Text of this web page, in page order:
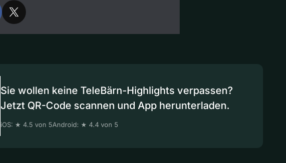
Sie wollen keine TeleBärn-Highlights verpassen?
Jetzt QR-Code scannen und App herunterladen.
iOS: ★ 4.5 von 5Android: ★ 4.4 von 5